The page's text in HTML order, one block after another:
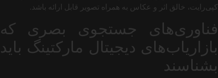
کپی‌رایت، خالق اثر و عکاس به همراه تصویر قابل ارائه باشد.
فناوری‌های جستجوی بصری که
بازاریاب‌های دیجیتال مارکتینگ باید
بشناسند